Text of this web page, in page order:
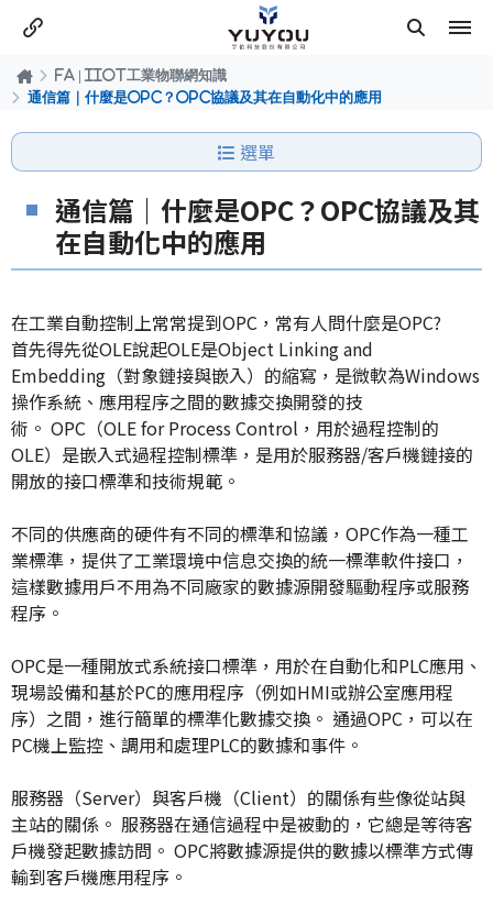
FA | IIOT工業物聯網知識
通信篇｜什麼是OPC？OPC協議及其在自動化中的應用
選單
通信篇｜什麼是OPC？OPC協議及其
在自動化中的應用
在工業自動控制上常常提到OPC，常有人問什麼是OPC?
首先得先從OLE說起OLE是Object Linking and
Embedding（對象鏈接與嵌入）的縮寫，是微軟為Windows
操作系統、應用程序之間的數據交換開發的技
術。 OPC（OLE for Process Control，用於過程控制的
OLE）是嵌入式過程控制標準，是用於服務器/客戶機鏈接的
開放的接口標準和技術規範。
不同的供應商的硬件有不同的標準和協議，OPC作為一種工
業標準，提供了工業環境中信息交換的統一標準軟件接口，
這樣數據用戶不用為不同廠家的數據源開發驅動程序或服務
程序。
OPC是一種開放式系統接口標準，用於在自動化和PLC應用、
現場設備和基於PC的應用程序（例如HMI或辦公室應用程
序）之間，進行簡單的標準化數據交換。 通過OPC，可以在
PC機上監控、調用和處理PLC的數據和事件。
服務器（Server）與客戶機（Client）的關係有些像從站與
主站的關係。 服務器在通信過程中是被動的，它總是等待客
戶機發起數據訪問。 OPC將數據源提供的數據以標準方式傳
輸到客戶機應用程序。